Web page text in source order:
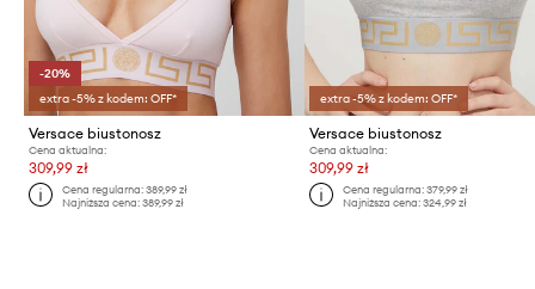
-20%
extra -5% z kodem: OFF*
Versace biustonosz
Cena aktualna:
309,99 zł
Cena regularna:389,99 zł
Najniższa cena:389,99 zł
extra -5% z kodem: OFF*
Versace biustonosz
Cena aktualna:
309,99 zł
Cena regularna: 379,99 zł
Najniższa cena: 324,99 zł